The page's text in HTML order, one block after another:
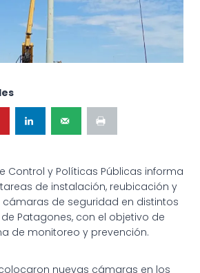
Control y Políticas Públicas informa
de instalación, reubicación y
de seguridad en distintos
Patagones, con el objetivo de
de monitoreo y prevención.
nuevas cámaras en los